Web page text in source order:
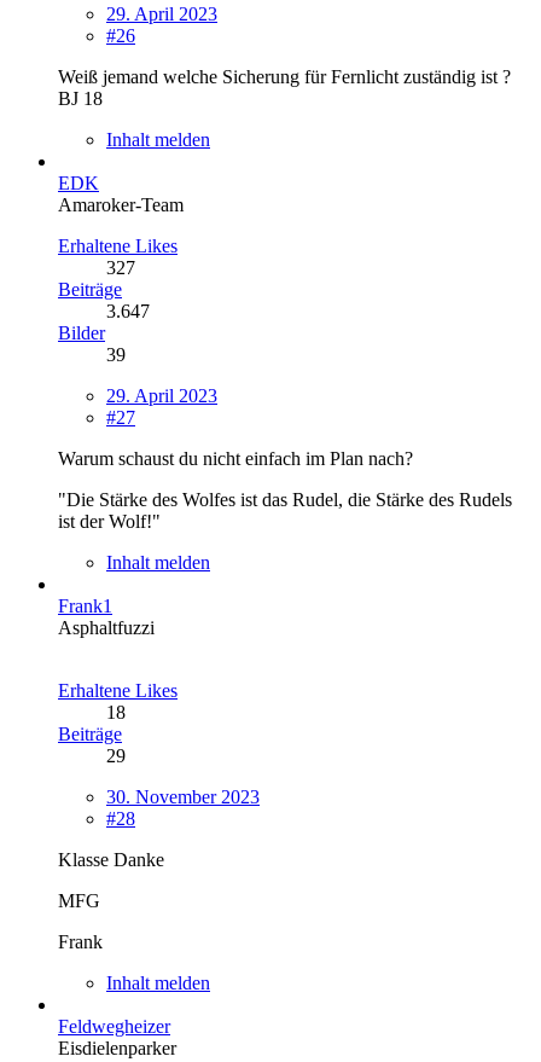
29. April 2023
#26
Weiß jemand welche Sicherung für Fernlicht zuständig ist ?
BJ 18
Inhalt melden
EDK
Amaroker-Team
Erhaltene Likes
327
Beiträge
3.647
Bilder
39
29. April 2023
#27
Warum schaust du nicht einfach im Plan nach?
"Die Stärke des Wolfes ist das Rudel, die Stärke des Rudels
ist der Wolf!"
Inhalt melden
Frank1
Asphaltfuzzi
Erhaltene Likes
18
Beiträge
29
30. November 2023
#28
Klasse Danke
MFG
Frank
Inhalt melden
Feldwegheizer
Eisdielenparker